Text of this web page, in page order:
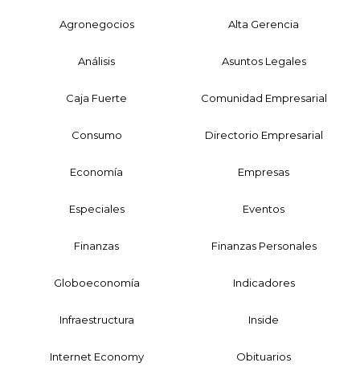
Agronegocios Alta Gerencia
Análisis Asuntos Legales
Caja Fuerte Comunidad Empresarial
Consumo Directorio Empresarial
Economía Empresas
Especiales Eventos
Finanzas Finanzas Personales
Globoeconomía Indicadores
Infraestructura Inside
Internet Economy Obituarios